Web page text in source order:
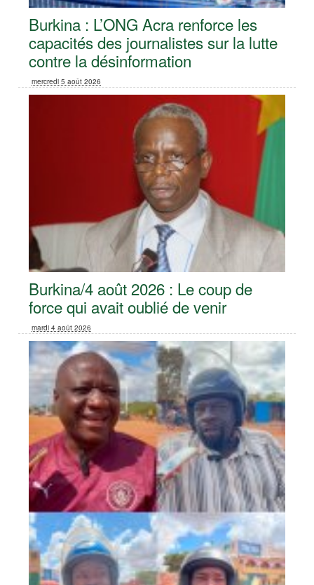
Burkina : L’ONG Acra renforce les
capacités des journalistes sur la lutte
contre la désinformation
mercredi 5 août 2026
Burkina/4 août 2026 : Le coup de
force qui avait oublié de venir
mardi 4 août 2026